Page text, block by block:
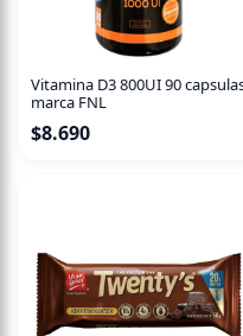
El color se mantiene
extracto de Girasol y el
fibra con Keratina
hidratación gracias a la
Para cabello teñido, el
Sulfatos Protección Color
reaviva el color del cabello.
Vitamina D3 800UI 90
marca FNL
$8.690